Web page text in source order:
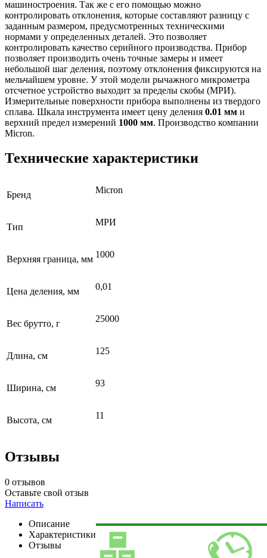
машиностроения. Так же с его помощью можно
контролировать отклонения, которые составляют разницу с
заданным размером, предусмотренных техническими
нормами у определенных деталей. Это позволяет
контролировать качество серийного производства. Прибор
позволяет производить очень точные замеры и имеет
небольшой шаг деления, поэтому отклонения фиксируются на
мельчайшем уровне. У этой модели рычажного микрометра
отсчетное устройство выходит за пределы скобы (МРИ).
Измерительные поверхности прибора выполнены из твердого
сплава. Шкала инструмента имеет цену деления 0.01 мм и
верхний предел измерений 1000 мм. Производство компании
Micron.
Технические характеристики
Бренд Micron
Тип МРИ
Верхняя граница, мм 1000
Цена деления, мм 0,01
Вес брутто, г 25000
Длина, см 125
Ширина, см 93
Высота, см 11
Отзывы
0 отзывов
Оставьте свой отзыв
Написать
Описание
Характеристики
Отзывы